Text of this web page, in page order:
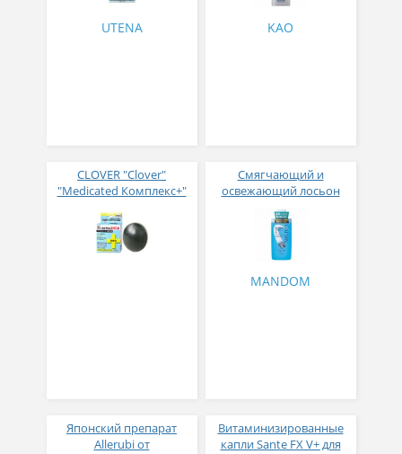
UTENA KAO
CLOVER "Clover"
"Medicated Комплекс+"
комплексного действия
для мужчин 80 г
Смягчающий и
освежающий лосьон
перед бритьем
электробритвой с
охлаждающим
эффектом Mandom
MANDOM
Японский препарат
Allerubi от
Витаминизированные
капли Sante FX V+ для